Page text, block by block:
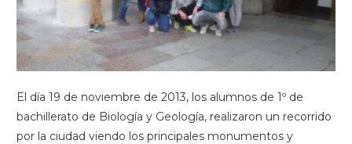
El día 19 de noviembre de 2013, los alumnos de 1º de
bachillerato de Biología y Geología, realizaron un recorrido
por la ciudad viendo los principales monumentos y